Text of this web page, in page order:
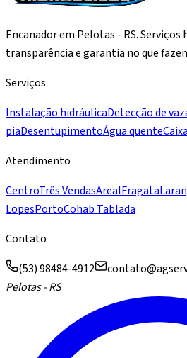
Encanador em Pelotas - RS.
transparência e garantia no que
Serviços
Instalação hidráulicaDetecção de
piaDesentupimentoÁgua quente
Atendimento
CentroTrês VendasArealFragata
LopesPortoCohab Tablada
Contato
(53) 98484-4912
Pelotas - RS